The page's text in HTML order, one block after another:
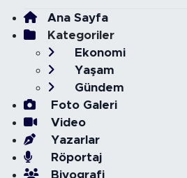
Ana Sayfa
Kategoriler
Ekonomi
Yaşam
Gündem
Foto Galeri
Video
Yazarlar
Röportaj
Biyografi